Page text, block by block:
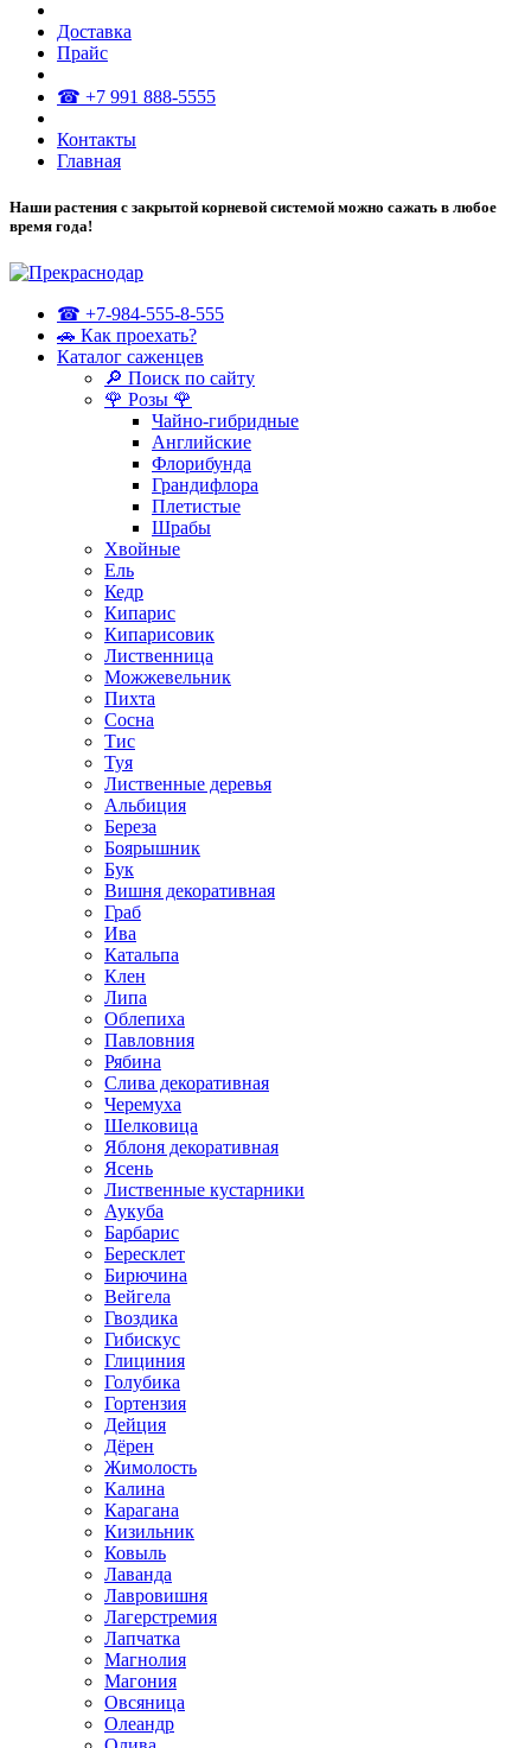
Доставка
Прайс
☎ +7 991 888-5555
Контакты
Главная
Наши растения с закрытой корневой системой можно сажать в любое
время года!
☎ +7-984-555-8-555
🚗 Как проехать?
Каталог саженцев
🔎 Поиск по сайту
🌹 Розы 🌹
Чайно-гибридные
Английские
Флорибунда
Грандифлора
Плетистые
Шрабы
Хвойные
Ель
Кедр
Кипарис
Кипарисовик
Лиственница
Можжевельник
Пихта
Сосна
Тис
Туя
Лиственные деревья
Альбиция
Береза
Боярышник
Бук
Вишня декоративная
Граб
Ива
Катальпа
Клен
Липа
Облепиха
Павловния
Рябина
Слива декоративная
Черемуха
Шелковица
Яблоня декоративная
Ясень
Лиственные кустарники
Аукуба
Барбарис
Бересклет
Бирючина
Вейгела
Гвоздика
Гибискус
Глициния
Голубика
Гортензия
Дейция
Дёрен
Жимолость
Калина
Карагана
Кизильник
Ковыль
Лаванда
Лавровишня
Лагерстремия
Лапчатка
Магнолия
Магония
Овсяница
Олеандр